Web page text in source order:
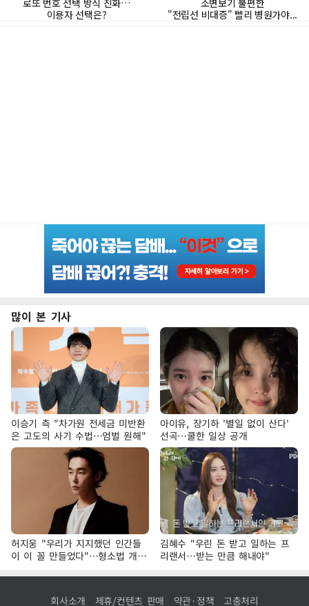
많이 본 기사
이승기 측 "차가원 전세금 미반환
은 고도의 사기 수법…엄벌 원해"
아이유, 장기하 '별일 없이 산다'
선곡…쿨한 일상 공개
허지웅 "우리가 지지했던 인간들
이 이 꼴 만들었다"…형소법 개정
에 격한 반응
김혜수 "우린 돈 받고 일하는 프
리랜서…받는 만큼 해내야"
회사소개 제휴/컨텐츠 판매 약관·정책 고충처리